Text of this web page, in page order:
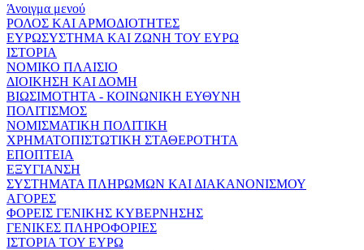
Άνοιγμα μενού
ΡΟΛΟΣ ΚΑΙ ΑΡΜΟΔΙΟΤΗΤΕΣ
ΕΥΡΩΣΥΣΤΗΜΑ ΚΑΙ ΖΩΝΗ ΤΟΥ ΕΥΡΩ
ΙΣΤΟΡΙΑ
ΝΟΜΙΚΟ ΠΛΑΙΣΙΟ
ΔΙΟΙΚΗΣΗ ΚΑΙ ΔΟΜΗ
ΒΙΩΣΙΜΟΤΗΤΑ - ΚΟΙΝΩΝΙΚΗ ΕΥΘΥΝΗ
ΠΟΛΙΤΙΣΜΟΣ
ΝΟΜΙΣΜΑΤΙΚΗ ΠΟΛΙΤΙΚΗ
ΧΡΗΜΑΤΟΠΙΣΤΩΤΙΚΗ ΣΤΑΘΕΡΟΤΗΤΑ
ΕΠΟΠΤΕΙΑ
ΕΞΥΓΙΑΝΣΗ
ΣΥΣΤΗΜΑΤΑ ΠΛΗΡΩΜΩΝ ΚΑΙ ΔΙΑΚΑΝΟΝΙΣΜΟΥ
ΑΓΟΡΕΣ
ΦΟΡΕΙΣ ΓΕΝΙΚΗΣ ΚΥΒΕΡΝΗΣΗΣ
ΓΕΝΙΚΕΣ ΠΛΗΡΟΦΟΡΙΕΣ
ΙΣΤΟΡΙΑ ΤΟΥ ΕΥΡΩ